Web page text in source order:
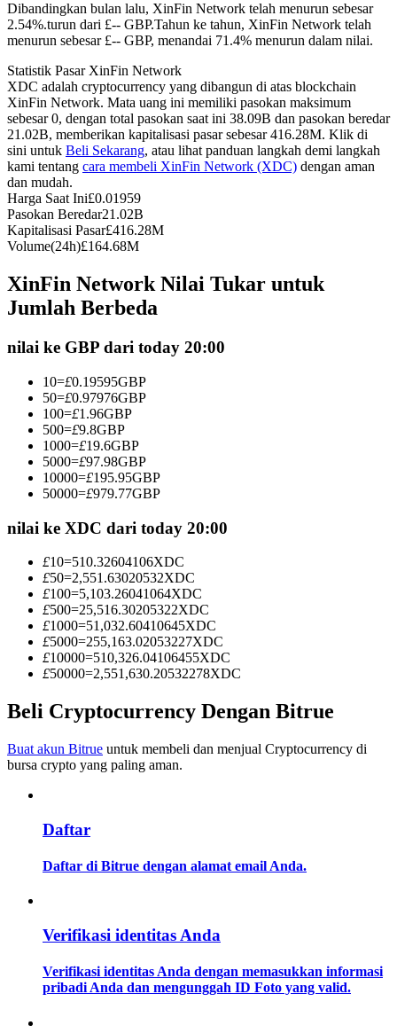
USDC Berjangka
Kontrak berjangka menggunakan USDC sebagai jaminannya
Copy Trading
Bergabunglah dengan pedagang top
Menjadi Pedagang Salinan
Nikmati pembagian keuntungan dan komisi copy trading
Informasi
Analisis data besar termasuk info perdagangan, dll.
Dibandingkan bulan lalu, XinFin Network telah menurun sebesar
2.54%.turun dari £-- GBP.Tahun ke tahun, XinFin Network telah
menurun sebesar £-- GBP, menandai 71.4% menurun dalam nilai.
Statistik Pasar XinFin Network
XDC adalah cryptocurrency yang dibangun di atas blockchain
XinFin Network. Mata uang ini memiliki pasokan maksimum
sebesar 0, dengan total pasokan saat ini 38.09B dan pasokan beredar
21.02B, memberikan kapitalisasi pasar sebesar 416.28M. Klik di
sini untuk Beli Sekarang, atau lihat panduan langkah demi langkah
kami tentang cara membeli XinFin Network (XDC) dengan aman
dan mudah.
Harga Saat Ini£0.01959
Pasokan Beredar21.02B
Kapitalisasi Pasar£416.28M
Volume(24h)£164.68M
XinFin Network Nilai Tukar untuk
Jumlah Berbeda
nilai ke GBP dari today 20:00
10=£0.19595GBP
50=£0.97976GBP
100=£1.96GBP
500=£9.8GBP
1000=£19.6GBP
5000=£97.98GBP
10000=£195.95GBP
50000=£979.77GBP
nilai ke XDC dari today 20:00
£10=510.32604106XDC
£50=2,551.63020532XDC
£100=5,103.26041064XDC
£500=25,516.30205322XDC
£1000=51,032.60410645XDC
£5000=255,163.02053227XDC
£10000=510,326.04106455XDC
£50000=2,551,630.20532278XDC
Beli Cryptocurrency Dengan Bitrue
Buat akun Bitrue untuk membeli dan menjual Cryptocurrency di
bursa crypto yang paling aman.
Daftar
Daftar di Bitrue dengan alamat email Anda.
Verifikasi identitas Anda
Verifikasi identitas Anda dengan memasukkan informasi
pribadi Anda dan mengunggah ID Foto yang valid.